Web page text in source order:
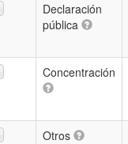
Declaración
pública
Concentración
Otros